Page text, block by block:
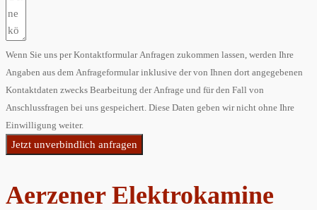
Wenn Sie uns per Kontaktformular Anfragen zukommen lassen, werden Ihre
Angaben aus dem Anfrageformular inklusive der von Ihnen dort angegebenen
Kontaktdaten zwecks Bearbeitung der Anfrage und für den Fall von
Anschlussfragen bei uns gespeichert. Diese Daten geben wir nicht ohne Ihre
Einwilligung weiter.
Jetzt unverbindlich anfragen
Aerzener Elektrokamine